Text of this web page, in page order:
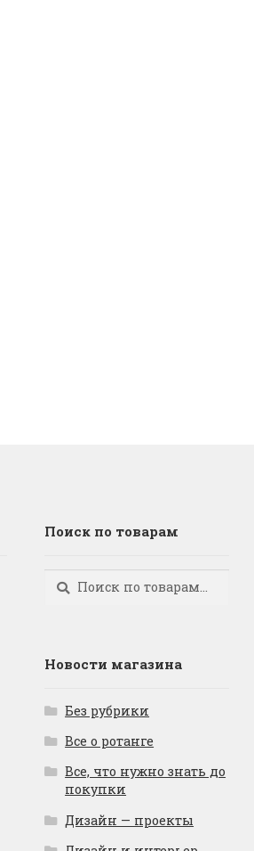
Поиск по товарам
Искать:
Поиск
Новости магазина
Без рубрики
Все о ротанге
Все, что нужно знать до
покупки
Дизайн — проекты